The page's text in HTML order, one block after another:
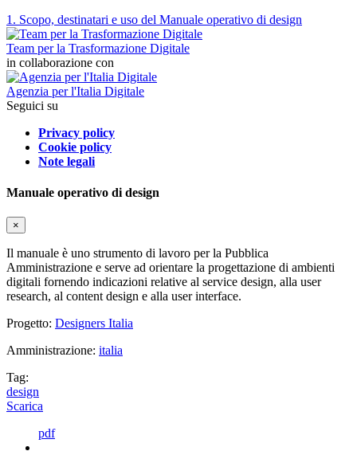
1. Scopo, destinatari e uso del Manuale operativo di design
Team per la Trasformazione Digitale
in collaborazione con
Agenzia per l'Italia Digitale
Seguici su
Privacy policy
Cookie policy
Note legali
Manuale operativo di design
×
Il manuale è uno strumento di lavoro per la Pubblica
Amministrazione e serve ad orientare la progettazione di ambienti
digitali fornendo indicazioni relative al service design, alla user
research, al content design e alla user interface.
Progetto: Designers Italia
Amministrazione: italia
Tag:
design
Scarica
pdf